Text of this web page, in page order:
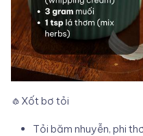
🧄Xốt bơ tỏi
Tỏi băm nhuyễn, phi